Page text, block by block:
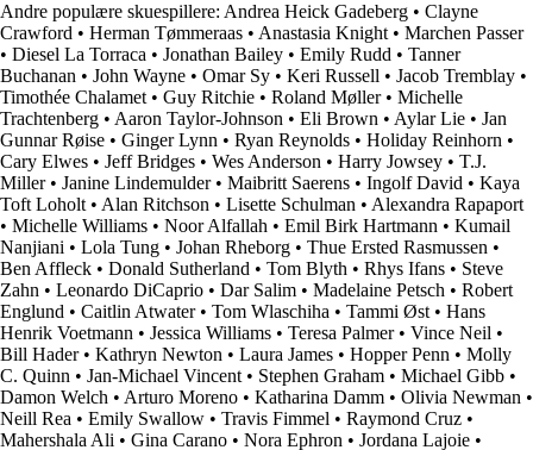
Andre populære skuespillere: Andrea Heick Gadeberg • Clayne
Crawford • Herman Tømmeraas • Anastasia Knight • Marchen Passer
• Diesel La Torraca • Jonathan Bailey • Emily Rudd • Tanner
Buchanan • John Wayne • Omar Sy • Keri Russell • Jacob Tremblay •
Timothée Chalamet • Guy Ritchie • Roland Møller• Michelle
Trachtenberg • Aaron Taylor-Johnson • Eli Brown • Aylar Lie • Jan
Gunnar Røise • Ginger Lynn • Ryan Reynolds • Holiday Reinhorn •
Cary Elwes • Jeff Bridges • Wes Anderson • Harry Jowsey • T.J.
Miller• Janine Lindemulder• Maibritt Saerens • Ingolf David • Kaya
Toft Loholt • Alan Ritchson • Lisette Schulman • Alexandra Rapaport
• Michelle Williams • Noor Alfallah • Emil Birk Hartmann • Kumail
Nanjiani • Lola Tung • Johan Rheborg • Thue Ersted Rasmussen •
Ben Affleck • Donald Sutherland • Tom Blyth • Rhys Ifans • Steve
Zahn • Leonardo DiCaprio • Dar Salim • Madelaine Petsch • Robert
Englund • Caitlin Atwater• Tom Wlaschiha • Tammi Øst • Hans
Henrik Voetmann • Jessica Williams • Teresa Palmer• Vince Neil •
Bill Hader• Kathryn Newton • Laura James • Hopper Penn • Molly
C. Quinn • Jan-Michael Vincent • Stephen Graham • Michael Gibb •
Damon Welch • Arturo Moreno • Katharina Damm • Olivia Newman •
Neill Rea • Emily Swallow • Travis Fimmel • Raymond Cruz •
Mahershala Ali • Gina Carano • Nora Ephron • Jordana Lajoie •